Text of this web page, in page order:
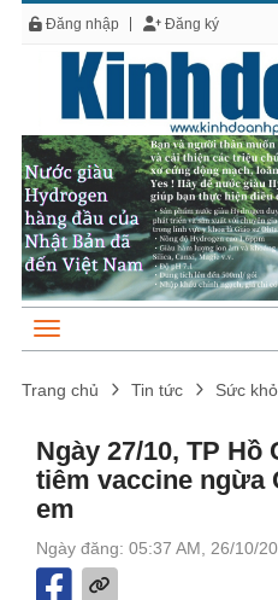
Đăng nhập Đăng ký
Trang chủ Tin tức Sức
Ngày 27/10, TP
tiêm vaccine ngừa
em
Ngày đăng: 05:37 AM, 26/10/